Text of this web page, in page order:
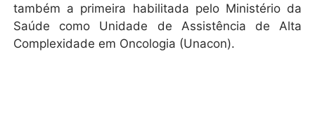
também a primeira habilitada pelo Ministério da
Saúde como Unidade de Assistência de Alta
Complexidade em Oncologia (Unacon).